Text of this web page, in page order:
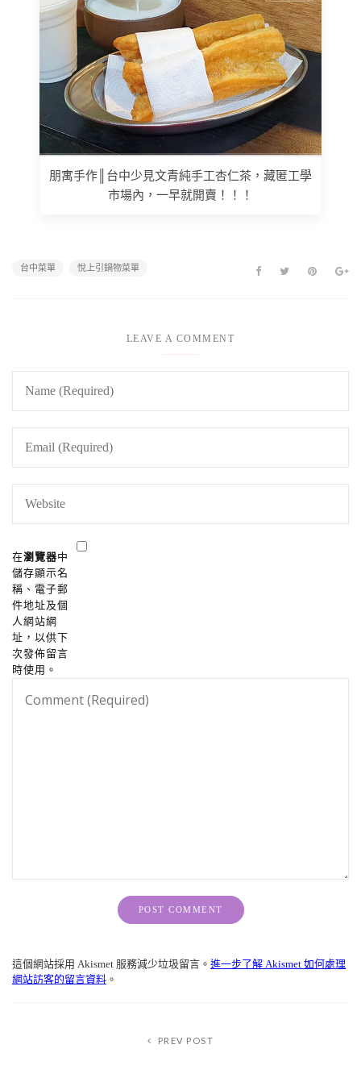
朋寓手作║台中少見文青純手工杏仁茶，藏匿工學
市場內，一早就開賣！！！
台中菜單 悅上引鍋物菜單
LEAVE A COMMENT
在瀏覽器中
儲存顯示名
稱、電子郵
件地址及個
人網站網
址，以供下
次發佈留言
時使用。
這個網站採用 Akismet 服務減少垃圾留言。 進一步了解 Akismet 如何處理
網站訪客的留言資料 。
PREV POST